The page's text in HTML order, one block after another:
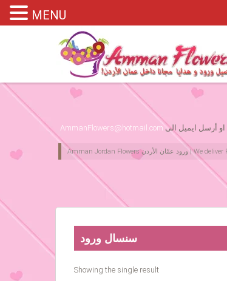
Please assign primary menu in wp-admin->Appearance->Menus
او أرسل ايميل الى AmmanFlowers@hotmail.com
سنسال ورود
Showing the single result
MENU